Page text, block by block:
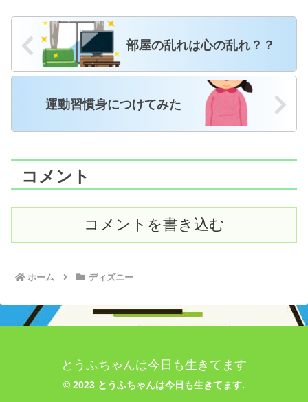
部屋の乱れは心の乱れ？？
運動習慣身につけてみた
コメント
コメントを書き込む
ホーム ディズニー
とうふちゃんは今日も生きてます
© 2023 とうふちゃんは今日も生きてます.